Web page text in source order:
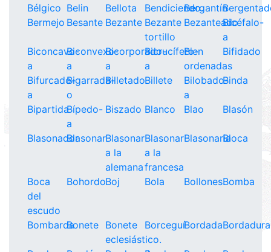
Bélgico Belin Bellota Bendiciendo.Bergantín
Bermejo Besante Bezante Bezante
tortillo
BezanteadoBicéfalo-
a
Biconcavo-
a
Biconvexo-
a
Bicorporado-
a
Bicrucífero-
a
Bien
ordenadas
Bifidado
Bifurcado-
a
Bigarrada-
o
BilletadoBillete
Bilobado-
a
Binda
BipartidaBípedo-
a
Biszado Blanco Blao Blasón
BlasonadorBlasonarBlasonar
a la
alemana
Blasonar
a la
francesa
BlasonariaBloca
Boca
del
escudo
BohordoBoj Bola BollonesBomba
BombardaBonete
Bonete
eclesiástico.
BorceguíBordadaBordadura